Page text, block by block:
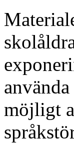
möjligt